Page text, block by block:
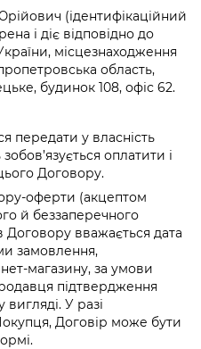
(ідентифікаційний
і діє відповідно до
місцезнаходження
область,
будинок 108, офіс 62.
передати у власність
оплатити і
Договору.
оферти (акцептом
й беззаперечного
вважається дата
замовлення,
магазину, за умови
підтвердження
У разі
Договір може бути